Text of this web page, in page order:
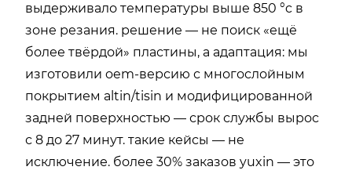
выдерживало температуры выше 850 °c в
зоне резания. решение — не поиск «ещё
более твёрдой» пластины, а адаптация: мы
изготовили oem-версию с многослойным
покрытием altin/tisin и модифицированной
задней поверхностью — срок службы вырос
с 8 до 27 минут. такие кейсы — не
исключение. более 30% заказов yuxin — это